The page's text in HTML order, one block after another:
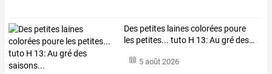
Des petites lainescolorées poure
les petites... tuto H 13:Au grédes…
5 août 2026